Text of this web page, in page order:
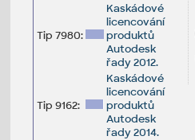
Tip 7980:
Kaskádové
licencování
produktů
Autodesk
řady 2012.
Tip 9162:
Kaskádové
licencování
produktů
Autodesk
řady 2014.